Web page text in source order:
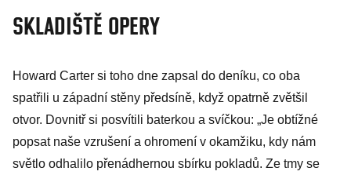
SKLADIŠTĚ OPERY
Howard Carter si toho dne zapsal do deníku, co oba
spatřili u západní stěny předsíně, když opatrně zvětšil
otvor. Dovnitř si posvítili baterkou a svíčkou: „Je obtížné
popsat naše vzrušení a ohromení v okamžiku, kdy nám
světlo odhalilo přenádhernou sbírku pokladů. Ze tmy se